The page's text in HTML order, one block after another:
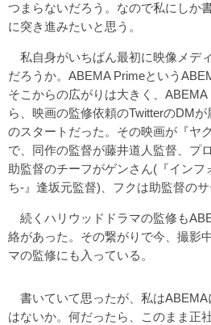
つまらないだろう。なので私にしか
に突き進みたいと思う。
私自身がいちばん最初に映像メデ
だろうか。ABEMA Primeという
そこからの広がりは大きく、
ら、映画の監修依頼のTwitterのDM
のスタートだった。その映画が『ヤ
で、同作の監督が藤井道人監督、プ
助監督のチーフがゲンさん(『インフ
ち-』逢坂元監督)、フクは助監督のサ
続くハリウッドドラマの監修も
絡があった。その繋がりで今、撮影
マの監修にも入っている。
書いていて思ったが、私はABEMA
はないか。何だったら、このまま正